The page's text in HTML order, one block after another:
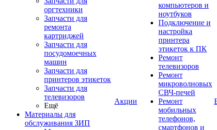
оргтехники
Запчасти для
ремонта
картриджей
Запчасти для
посудомоечных
машин
Запчасти для
принтеров этикеток
Запчасти для
телевизоров
Ещё
Материалы для
обслуживания ЗИП
Акции
компьютеров и
ноутбуков
Подключение и
настройка
принтера
этикеток к ПК
Ремонт
телевизоров
Ремонт
микроволновых
СВЧ-печей
Ремонт
мобильных
телефонов,
смартфонов и